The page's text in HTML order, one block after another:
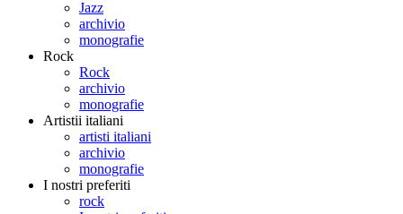
Jazz
archivio
monografie
Rock
Rock
archivio
monografie
Artistii italiani
artisti italiani
archivio
monografie
I nostri preferiti
rock